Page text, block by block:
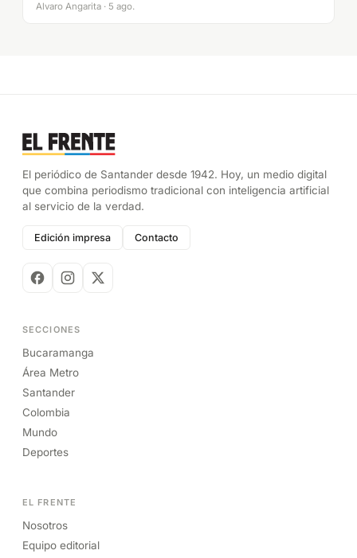
Alvaro Angarita · 5 ago.
El periódico de Santander desde 1942. Hoy, un medio digital
que combina periodismo tradicional con inteligencia artificial
al servicio de la verdad.
Edición impresa Contacto
SECCIONES
Bucaramanga
Área Metro
Santander
Colombia
Mundo
Deportes
EL FRENTE
Nosotros
Equipo editorial